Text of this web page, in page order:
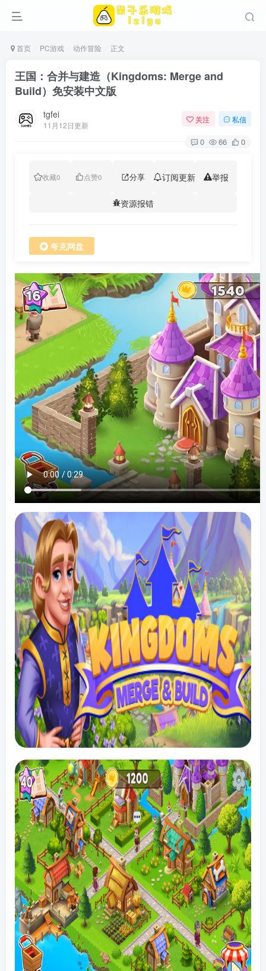
首页 PC游戏 动作冒险 正文
王国：合并与建造（Kingdoms: Merge and
Build）免安装中文版
tgfei
11月12日更新
关注 私信
0 66 0
收藏0 点赞0 分享 订阅更新 举报
资源报错
夸克网盘